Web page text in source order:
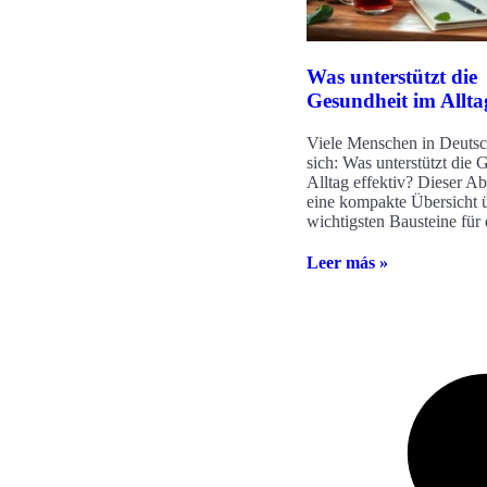
Was unterstützt die
Gesundheit im
Viele Menschen in
sich: Was unterstützt die
Alltag effektiv? Dieser
eine kompakte Übersicht
wichtigsten Bausteine für
Leer más »